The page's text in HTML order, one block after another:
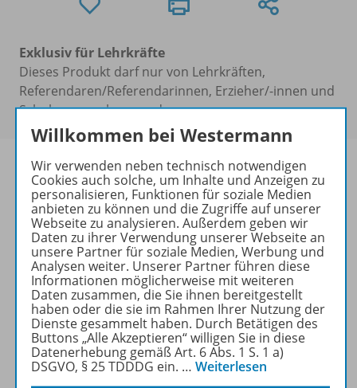
Exklusiv für Lehrkräfte
Dieses Produkt darf nur von Lehrkräften,
Referendaren/Referendarinnen, Erzieher/-innen und
Schulen erworben werden.
Produktinformationen
Zugehörige Produkte
Benachrichtigungs-Service
Willkommen bei Westermann
Wir verwenden neben technisch notwendigen
Cookies auch solche, um Inhalte und Anzeigen zu
personalisieren, Funktionen für soziale Medien
anbieten zu können und die Zugriffe auf unserer
Webseite zu analysieren. Außerdem geben wir
Daten zu ihrer Verwendung unserer Webseite an
unsere Partner für soziale Medien, Werbung und
Analysen weiter. Unserer Partner führen diese
Informationen möglicherweise mit weiteren
Daten zusammen, die Sie ihnen bereitgestellt
haben oder die sie im Rahmen Ihrer Nutzung der
Dienste gesammelt haben. Durch Betätigen des
Buttons „Alle Akzeptieren“ willigen Sie in diese
Datenerhebung gemäß Art. 6 Abs. 1 S. 1 a)
DSGVO, § 25 TDDDG ein. … Weiterlesen